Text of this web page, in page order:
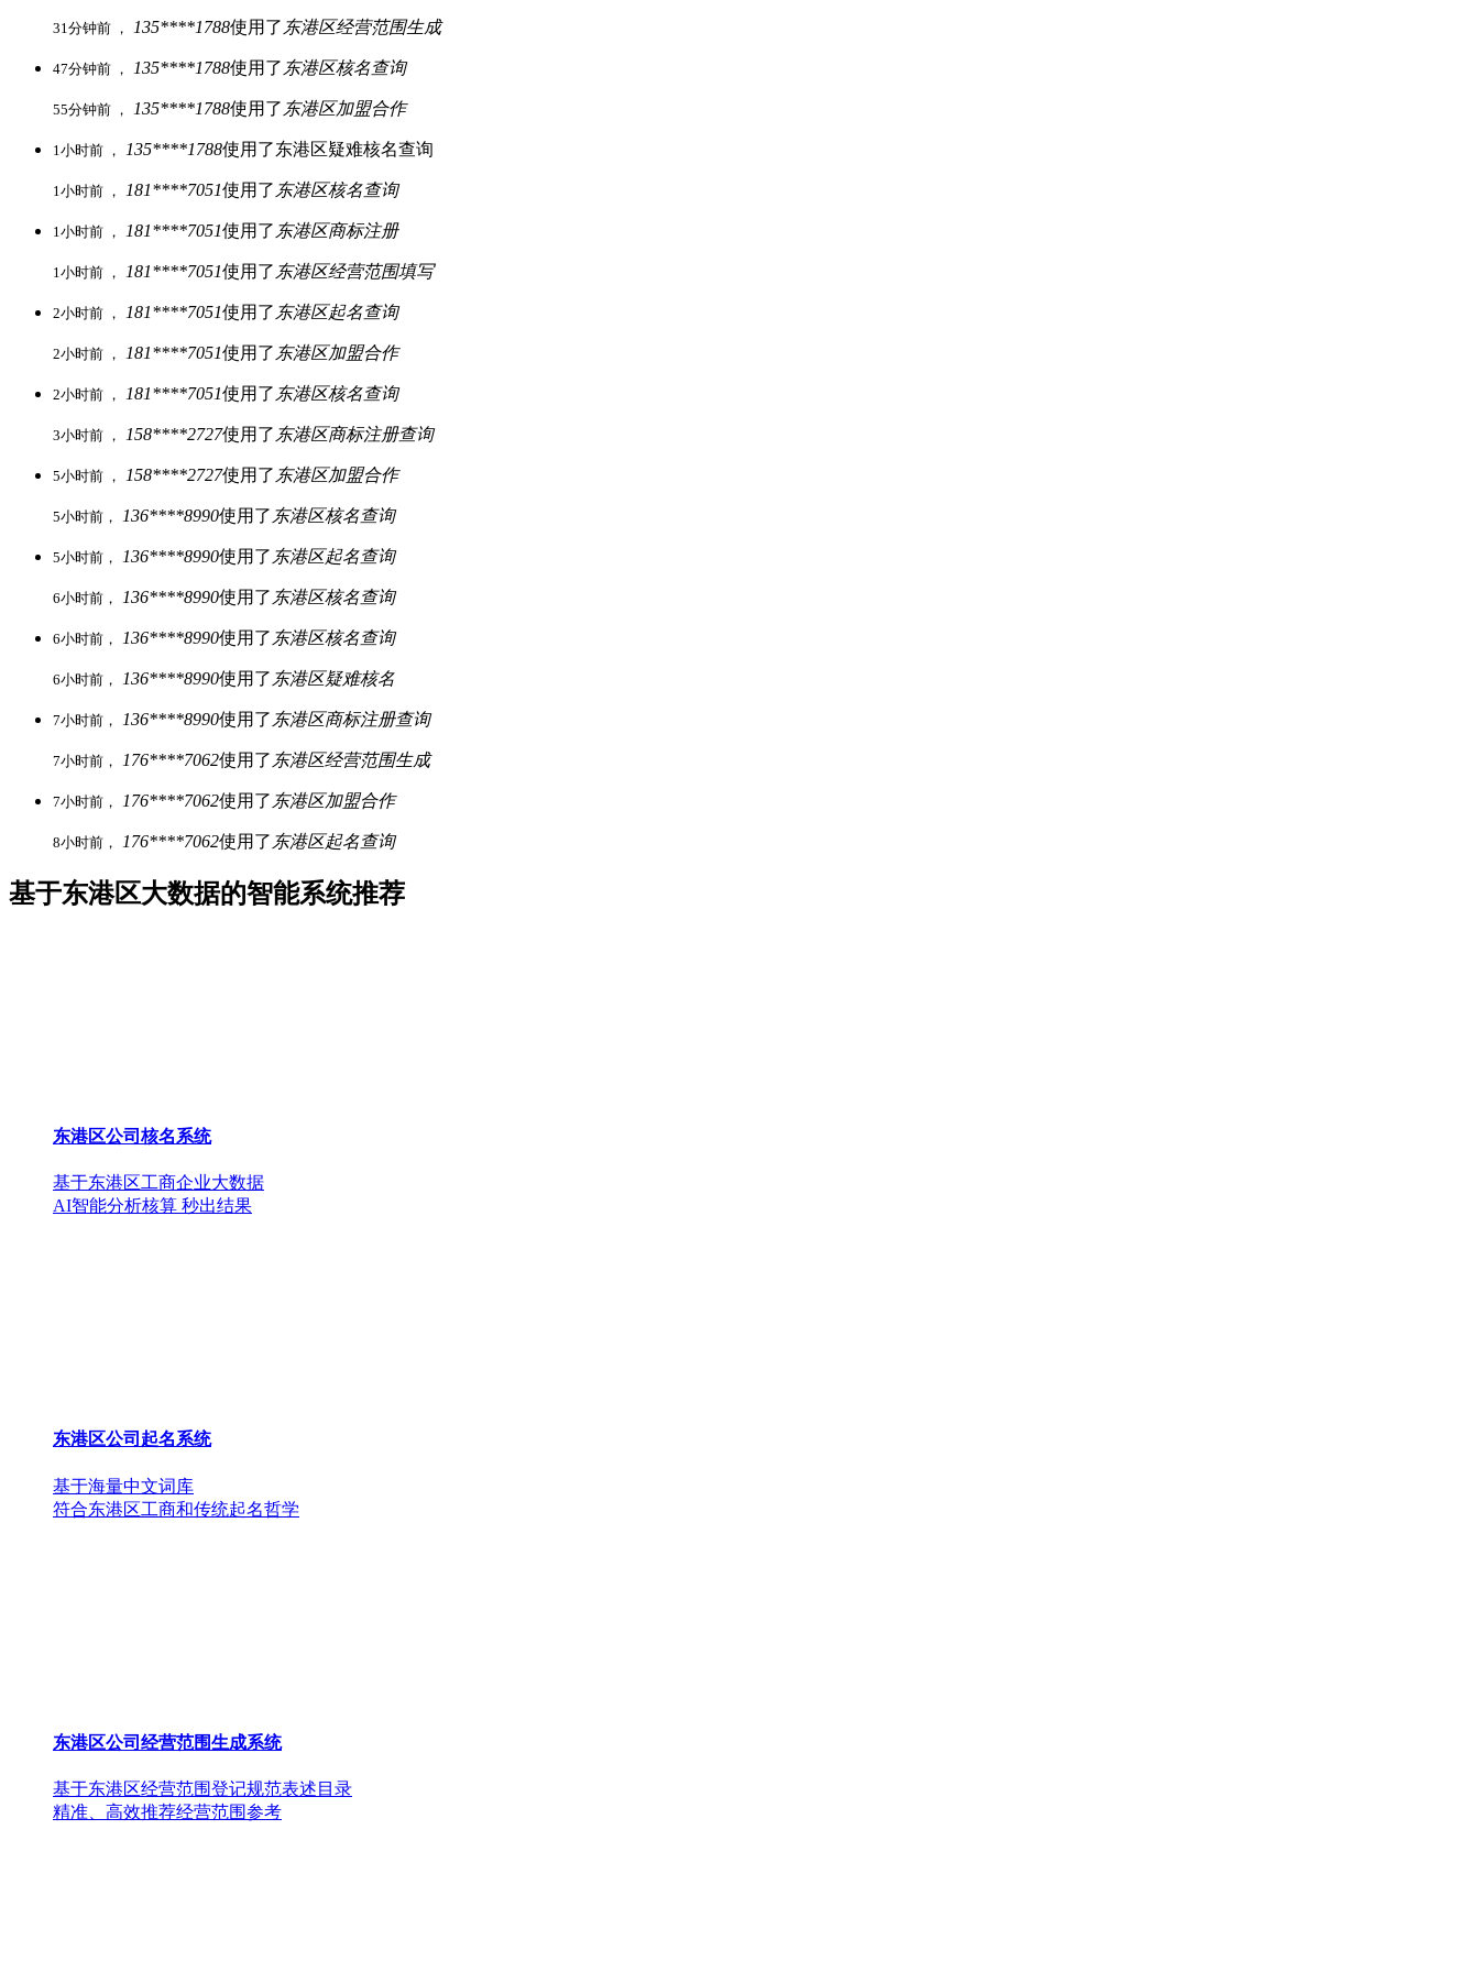
31分钟前 ， 135****1788使用了 东港区经营范围生成
47分钟前 ， 135****1788使用了 东港区核名查询
55分钟前 ， 135****1788使用了 东港区加盟合作
1小时前 ， 135****1788使用了东港区疑难核名查询
1小时前 ， 181****7051使用了 东港区核名查询
1小时前 ， 181****7051使用了 东港区商标注册
1小时前 ， 181****7051使用了 东港区经营范围填写
2小时前 ， 181****7051使用了 东港区起名查询
2小时前 ， 181****7051使用了 东港区加盟合作
2小时前 ， 181****7051使用了 东港区核名查询
3小时前 ， 158****2727使用了 东港区商标注册查询
5小时前 ， 158****2727使用了 东港区加盟合作
5小时前， 136****8990使用了 东港区核名查询
5小时前， 136****8990使用了 东港区起名查询
6小时前， 136****8990使用了 东港区核名查询
6小时前， 136****8990使用了 东港区核名查询
6小时前， 136****8990使用了 东港区疑难核名
7小时前， 136****8990使用了 东港区商标注册查询
7小时前， 176****7062使用了 东港区经营范围生成
7小时前， 176****7062使用了 东港区加盟合作
8小时前， 176****7062使用了 东港区起名查询
基于东港区大数据的智能系统推荐
东港区公司核名系统
基于东港区工商企业大数据
AI智能分析核算 秒出结果
东港区公司起名系统
基于海量中文词库
符合东港区工商和传统起名哲学
东港区公司经营范围生成系统
基于东港区经营范围登记规范表述目录
精准、高效推荐经营范围参考